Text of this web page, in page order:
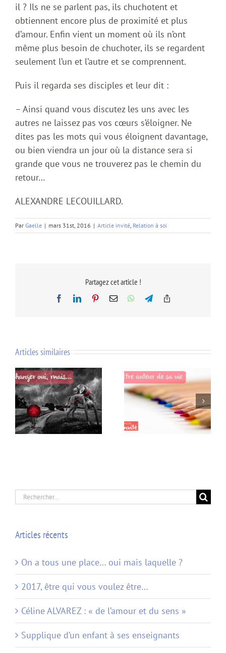
il ? Ils ne se parlent pas, ils chuchotent et
obtiennent encore plus de proximité et plus
d’amour. Enfin vient un moment où ils n’ont
même plus besoin de chuchoter, ils se regardent
seulement l’un et l’autre et se comprennent.
Puis il regarda ses disciples et leur dit :
– Ainsi quand vous discutez les uns avec les
autres ne laissez pas vos cœurs s’éloigner. Ne
dites pas les mots qui vous éloignent davantage,
ou bien viendra un jour où la distance sera si
grande que vous ne trouverez pas le chemin du
retour…
ALEXANDRE LECOUILLARD.
Par Gaelle | mars 31st, 2016 | Article invité Relation à soi
Partagez cet article !
FacebookLinkedInPinterestEmail WhatsApp
Telegram
Articles similaires
Être l’auteur de sa vie
Rechercher:
Articles récents
On a tous une place… oui mais laquelle ?
2017, être qui vous voulez être…
Céline ALVAREZ : « de l’amour et du sens »
Supplique d’un enfant à ses enseignants